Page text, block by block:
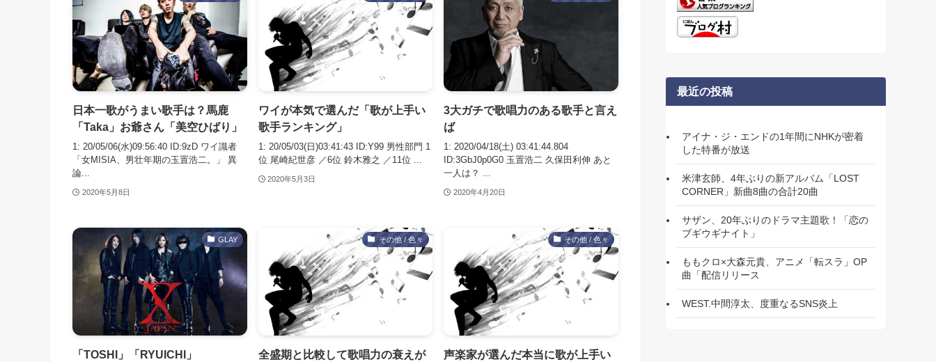
日本一歌がうまい歌手は？馬鹿
「Taka」お爺さん「美空ひばり」
1: 20/05/06(水)09:56:40 ID:9zD ワイ識者
「女MISIA、男壮年期の玉置浩二。」 異
論...
2020年5月8日
ワイが本気で選んだ「歌が上手い
歌手ランキング」
1: 20/05/03(日)03:41:43 ID:Y99 男性部門 1
位 尾崎紀世彦 ／6位 鈴木雅之 ／11位 ...
2020年5月3日
3大ガチで歌唱力のある歌手と言え
ば
1: 2020/04/18(土) 03:41:44.804
ID:3GbJ0p0G0 玉置浩二 久保田利伸 あと
一人は？ ...
2020年4月20日
GLAY
「TOSHI」「RYUICHI」
その他 / 色々
全盛期と比較して歌唱力の衰えが
その他 / 色々
声楽家が選んだ本当に歌が上手い
最近の投稿
アイナ・ジ・エンドの1年間にNHKが密着
した特番が放送
米津玄師、4年ぶりの新アルバム「LOST
CORNER」新曲8曲の合計20曲
サザン、20年ぶりのドラマ主題歌！「恋の
ブギウギナイト」
ももクロ×大森元貴、アニメ「転スラ」OP
曲「配信リリース
WEST.中間淳太、度重なるSNS炎上